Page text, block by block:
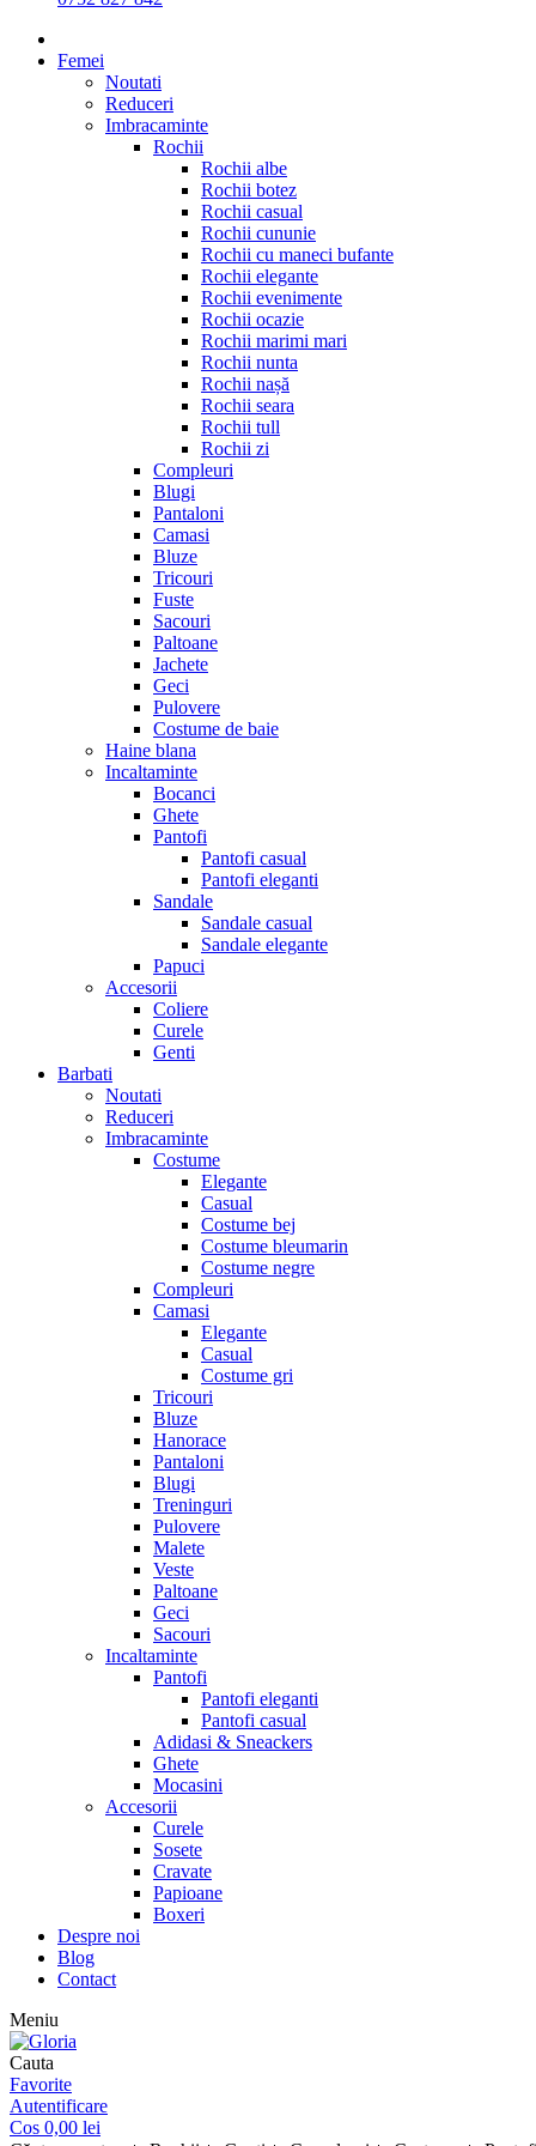
Femei
Noutati
Reduceri
Imbracaminte
Rochii
Rochii albe
Rochii botez
Rochii casual
Rochii cununie
Rochii cu maneci bufante
Rochii elegante
Rochii evenimente
Rochii ocazie
Rochii marimi mari
Rochii nunta
Rochii nașă
Rochii seara
Rochii tull
Rochii zi
Compleuri
Blugi
Pantaloni
Camasi
Bluze
Tricouri
Fuste
Sacouri
Paltoane
Jachete
Geci
Pulovere
Costume de baie
Haine blana
Incaltaminte
Bocanci
Ghete
Pantofi
Pantofi casual
Pantofi eleganti
Sandale
Sandale casual
Sandale elegante
Papuci
Accesorii
Coliere
Curele
Genti
Barbati
Noutati
Reduceri
Imbracaminte
Costume
Elegante
Casual
Costume bej
Costume bleumarin
Costume negre
Compleuri
Camasi
Elegante
Casual
Costume gri
Tricouri
Bluze
Hanorace
Pantaloni
Blugi
Treninguri
Pulovere
Malete
Veste
Paltoane
Geci
Sacouri
Incaltaminte
Pantofi
Pantofi eleganti
Pantofi casual
Adidasi & Sneackers
Ghete
Mocasini
Accesorii
Curele
Sosete
Cravate
Papioane
Boxeri
Despre noi
Blog
Contact
Meniu
Cauta
Favorite
Autentificare
Cos 0,00 lei